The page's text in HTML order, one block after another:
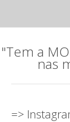
"Tem a
nas
=>